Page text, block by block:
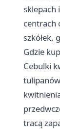
sklepach
centrach
szkółek,
Gdzie
Cebulki
tracą